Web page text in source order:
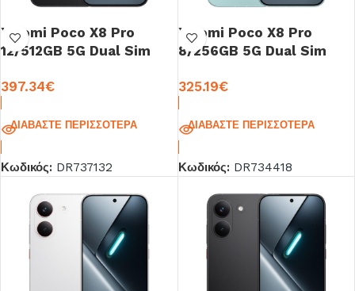
Xiaomi Poco X8 Pro
12/512GB 5G Dual Sim
397.34€
ΔΙΑΒΆΣΤΕ ΠΕΡΙΣΣΌΤΕΡΑ
Κωδικός: DR737132
Xiaomi Poco X8 Pro
8/256GB 5G Dual Sim
325.19€
ΔΙΑΒΆΣΤΕ ΠΕΡΙΣΣΌΤΕΡΑ
Κωδικός: DR734418